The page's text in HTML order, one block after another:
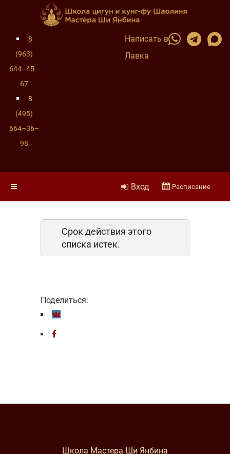
8
(963)
644–45–
67
8
(495)
664–36–
98
Написать в
Лавка
Вход Расписание
Срок действия этого
списка истек.
Поделиться:
Школа Мастера Ши Янбина